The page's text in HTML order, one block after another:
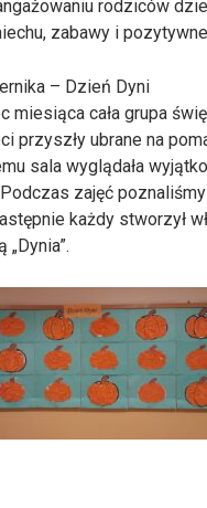
rodziców
zabawy i
– Dzień Dyni
miesiąca cała grupa
przyszły ubrane na
sala wyglądała
zajęć
każdy stworzył